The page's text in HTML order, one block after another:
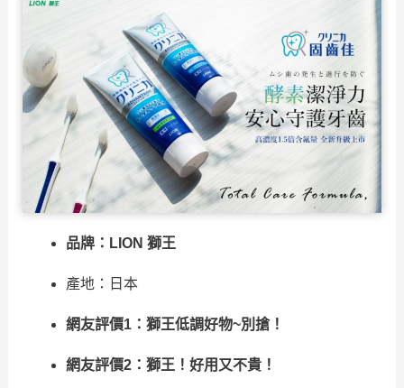
品牌：LION 獅王
產地：日本
網友評價1：獅王低調好物~別搶！
網友評價2：獅王！好用又不貴！